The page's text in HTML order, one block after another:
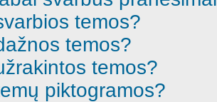
temos?
temos?
temos?
piktogramos?